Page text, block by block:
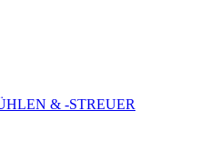
& -STREUER